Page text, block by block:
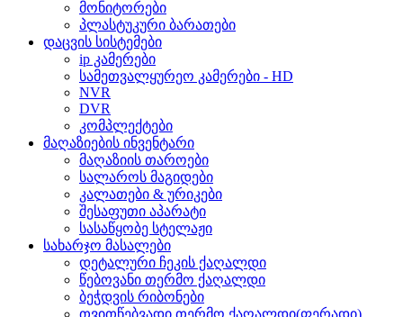
მონიტორები
პლასტუკური ბარათები
დაცვის სისტემები
ip კამერები
სამეთვალყურეო კამერები - HD
NVR
DVR
კომპლექტები
მაღაზიების ინვენტარი
მაღაზიის თაროები
სალაროს მაგიდები
კალათები & ურიკები
შესაფუთი აპარატი
სასაწყობე სტელაჟი
სახარჯო მასალები
დეტალური ჩეკის ქაღალდი
წებოვანი თერმო ქაღალდი
ბეჭდვის რიბონები
თვითწებვადი თერმო ქაღალდი(ფერადი)